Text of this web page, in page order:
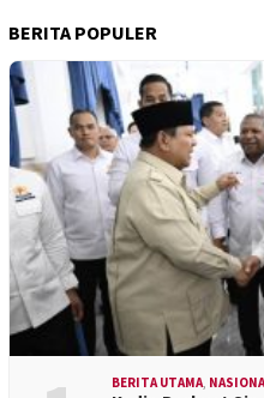
BERITA POPULER
BERITA UTAMA